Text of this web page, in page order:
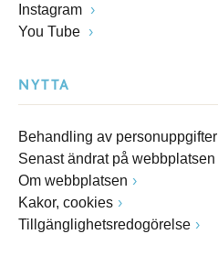
Instagram
You Tube
NYTTA
Behandling av personuppgifter
Senast ändrat på webbplatsen
Om webbplatsen
Kakor, cookies
Tillgänglighetsredogörelse